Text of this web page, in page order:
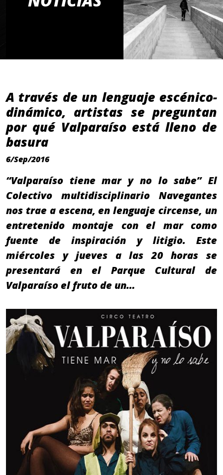
A través de un lenguaje escénico-
dinámico, artistas se preguntan
por qué Valparaíso está lleno de
basura
6/Sep/2016
“Valparaíso tiene mar y no lo sabe” El
Colectivo multidisciplinario Navegantes
nos trae a escena, en lenguaje circense, un
entretenido montaje con el mar como
fuente de inspiración y litigio. Este
miércoles y jueves a las 20 horas se
presentará en el Parque Cultural de
Valparaíso el fruto de un…